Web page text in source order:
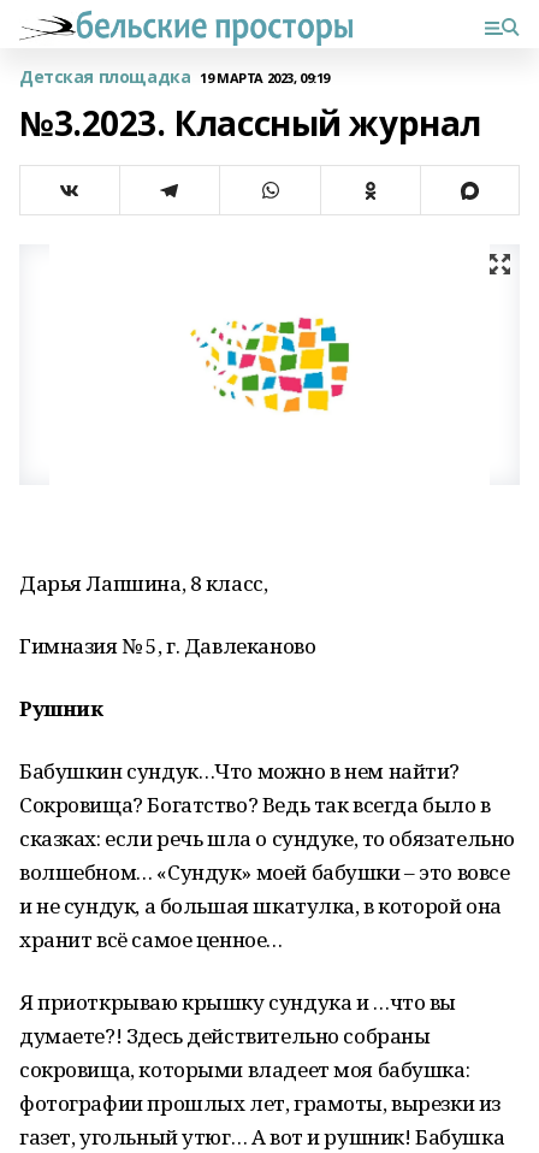
Детская площадка 19 МАРТА 2023, 09:19
№3.2023. Классный журнал
Дарья Лапшина, 8 класс,
Гимназия № 5, г. Давлеканово
Рушник
Бабушкин сундук…Что можно в нем найти?
Сокровища? Богатство? Ведь так всегда было в
сказках: если речь шла о сундуке, то обязательно
волшебном… «Сундук» моей бабушки – это вовсе
и не сундук, а большая шкатулка, в которой она
хранит всё самое ценное…
Я приоткрываю крышку сундука и …что вы
думаете?! Здесь действительно собраны
сокровища, которыми владеет моя бабушка:
фотографии прошлых лет, грамоты, вырезки из
газет, угольный утюг… А вот и рушник! Бабушка